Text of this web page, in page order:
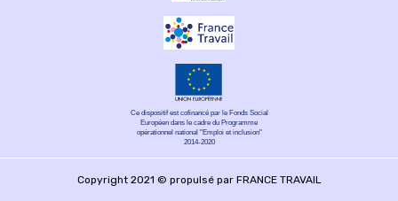
Ce dispositif est cofinancé par le Fonds Social
Européen dans le cadre du Programme
opérationnel national "Emploi et inclusion"
2014-2020
Copyright 2021 © propulsé par FRANCE TRAVAIL